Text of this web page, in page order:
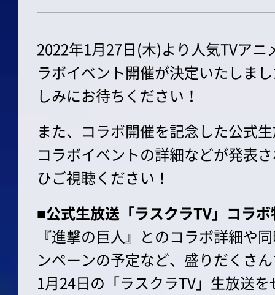
2022年1月27日(木)より人気TVア
ラボイベント開催が決定いたしま
しみにお待ちください！
また、コラボ開催を記念した公式
コラボイベントの詳細などが発表
ひご視聴ください！
■公式生放送「ラスクラTV」コラ
『進撃の巨人』とのコラボ詳細や
ンペーンの予定など、盛りだくさ
1月24日の「ラスクラTV」生放送